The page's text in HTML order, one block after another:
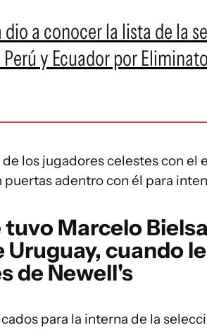
dio a conocer la lista de la
y Ecuador por
los jugadores celestes con el
adentro con él para
tuvo Marcelo
Uruguay, cuando
de Newell's
para la interna de la